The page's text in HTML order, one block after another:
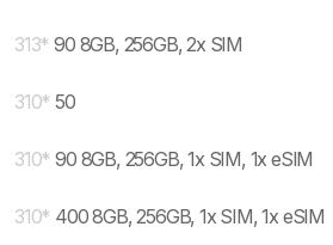
313* 90 8GB, 256GB, 2x SIM
310* 50
310* 90 8GB, 256GB, 1x SIM, 1x eSIM
310* 400 8GB, 256GB, 1x SIM, 1x eSIM